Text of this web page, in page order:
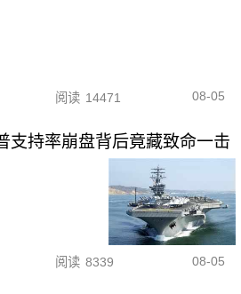
阅读 14471 08-05
支持率崩盘背后竟藏致命一击
阅读 8339 08-05